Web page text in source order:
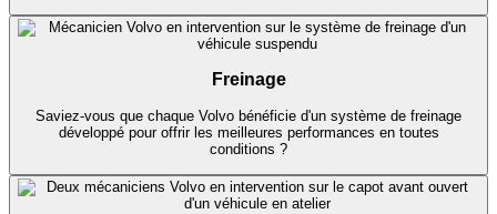
Freinage
Saviez-vous que chaque Volvo bénéficie d'un système de freinage
développé pour offrir les meilleures performances en toutes
conditions ?